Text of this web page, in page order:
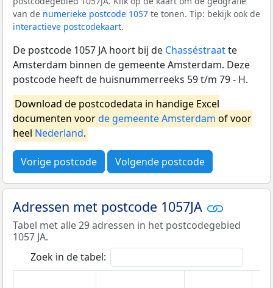
van de numerieke postcode 1057 te tonen. Tip: bekijk ook de
interactieve postcodekaart.
De postcode 1057 JA hoort bij de Chasséstraatte
Amsterdam binnen de gemeente Amsterdam. Deze
postcode heeft de huisnummerreeks 59 t/m 79 - H.
Download de postcodedata in handige Excel
documenten voorde gemeente Amsterdam of voor
heel Nederland.
Vorige postcode Volgende postcode
Adressen met postcode 1057JA
Tabel met alle 29 adressen in het postcodegebied
1057 JA.
Zoek in de tabel: